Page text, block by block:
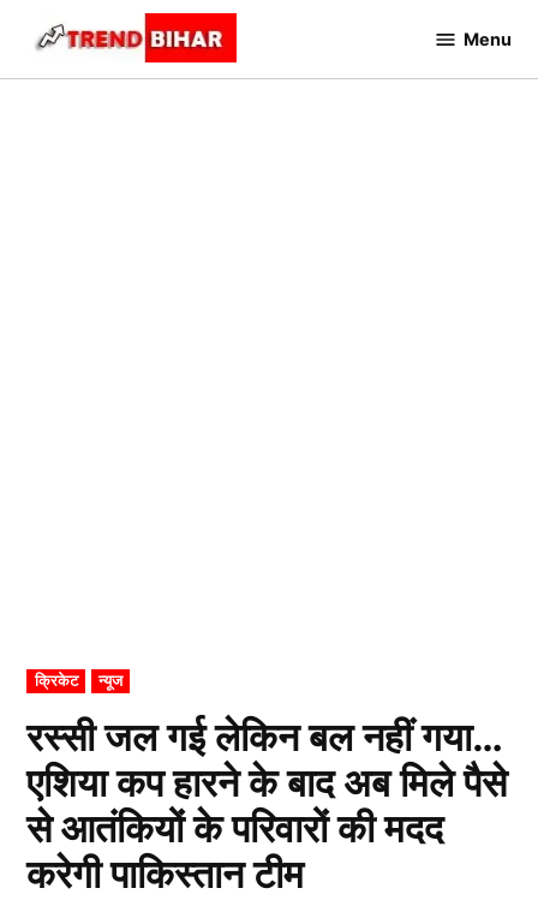
content
Bihar
Menu
POSTED
IN
क्रिकेट न्यूज
रस्सी जल गई लेकिन बल नहीं गया…
एशिया कप हारने के बाद अब मिले पैसे
से आतंकियों के परिवारों की मदद
करेगी पाकिस्तान टीम